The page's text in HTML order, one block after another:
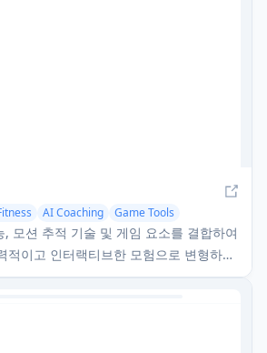
AI Coaching Game Tools
모션 추적 기술 및 게임 요소를 결합하여
적이고 인터랙티브한 모험으로 변형하는
랫폼입니다